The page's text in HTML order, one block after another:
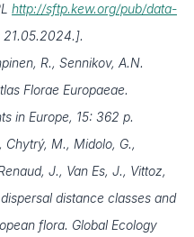
http://sftp.kew.org/pub/data-
21.05.2024.].
R., Sennikov, A.N.
Florae Europaeae.
in Europe, 15: 362 p.
Chytrý, M., Midolo, G.,
J., Van Es, J., Vittoz,
distance classes and
flora. Global Ecology